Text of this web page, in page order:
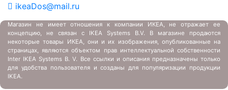
ikeaDos@mail.ru
Магазин не имеет отношения к компании ИКЕА, не отражает ее
концепцию, не связан с IKEA Systems B.V. В магазине продаются
некоторые товары ИКЕА, они и их изображения, опубликованные на
страницах, являются объектом прав интеллектуальной собственности
Inter IKEA Systems B. V. Все ссылки и описания предназначены только
для удобства пользователя и созданы для популяризации продукции
IKEA.